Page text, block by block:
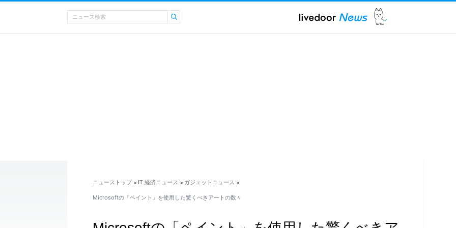
ニューストップ > IT 経済ニュース > ガジェットニュース >
Microsoftの「ペイント」を使用した驚くべきアートの数々